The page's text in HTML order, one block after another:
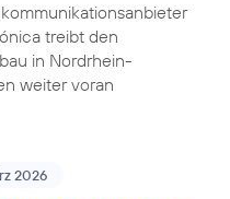
treibt den
in Nordrhein-
weiter voran
2026